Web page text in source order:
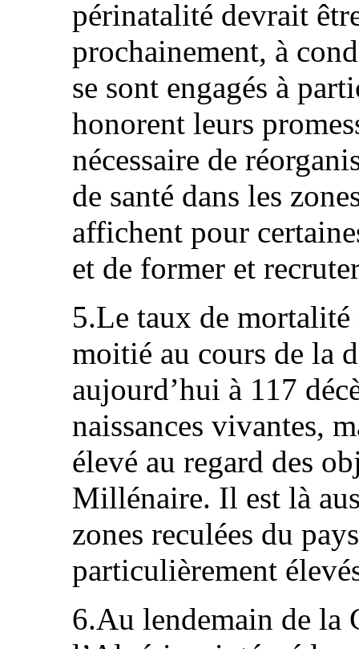
périnatalité devrait
prochainement, à
se sont engagés à
honorent leurs
nécessaire de
de santé dans les
affichent pour
et de former et
5.Le taux de mortalité
moitié au cours de la
aujourd’hui à 117
naissances vivantes,
élevé au regard des
Millénaire. Il est là
zones reculées du
particulièrement
6.Au lendemain de la